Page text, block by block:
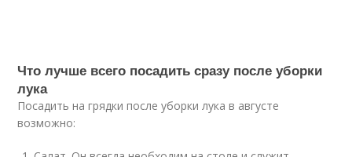
Что лучше всего посадить сразу после уборки
лука
Посадить на грядки после уборки лука в августе
возможно: